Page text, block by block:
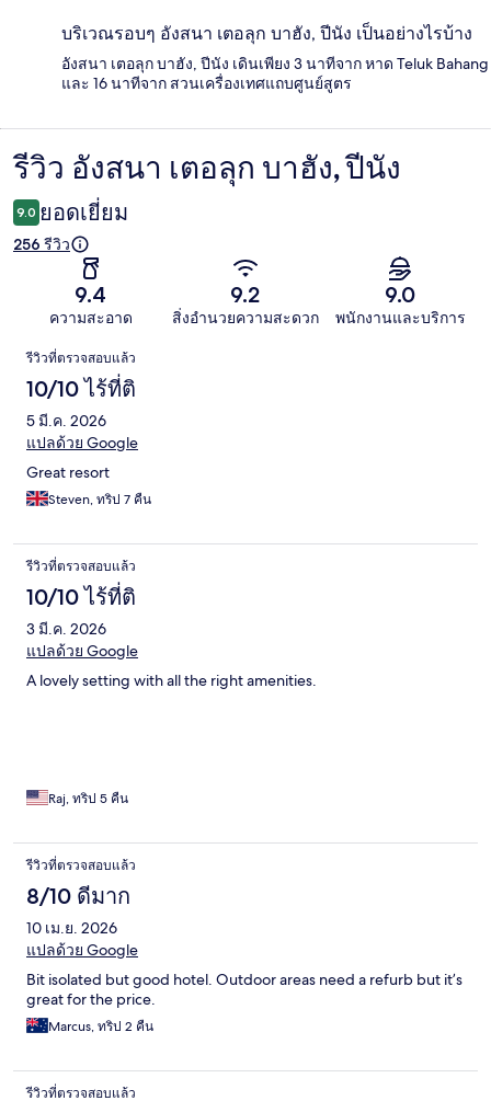
บริเวณรอบๆ อังสนา เตอลุก บาฮัง, ปีนัง เป็นอย่างไรบ้าง
อังสนา เตอลุก บาฮัง, ปีนัง เดินเพียง 3 นาทีจาก หาด Teluk Bahang
และ 16 นาทีจาก สวนเครื่องเทศแถบศูนย์สูตร
รีวิว
รีวิว อังสนา เตอลุก บาฮัง, ปีนัง
9.0 ยอดเยี่ยม
256 รีวิว
9.4
ความสะอาด
9.2
สิ่งอำนวยความสะดวก
9.0
พนักงานและบริการ
รีวิว
รีวิวที่ตรวจสอบแล้ว
10/10 ไร้ที่ติ
5 มี.ค. 2026
แปลด้วย Google
Great resort
Steven, ทริป 7 คืน
รีวิวที่ตรวจสอบแล้ว
10/10 ไร้ที่ติ
3 มี.ค. 2026
แปลด้วย Google
A lovely setting with all the right amenities.
Raj, ทริป 5 คืน
รีวิวที่ตรวจสอบแล้ว
8/10 ดีมาก
10 เม.ย. 2026
แปลด้วย Google
Bit isolated but good hotel. Outdoor areas need a refurb but it’s
great for the price.
Marcus, ทริป 2 คืน
รีวิวที่ตรวจสอบแล้ว